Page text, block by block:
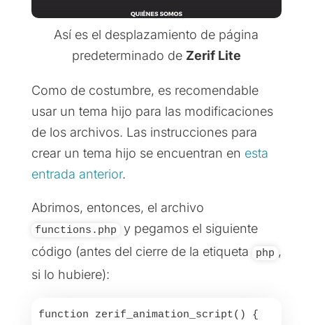
Así es el desplazamiento de página
predeterminado de Zerif Lite
Como de costumbre, es recomendable
usar un tema hijo para las modificaciones
de los archivos. Las instrucciones para
crear un tema hijo se encuentran en esta
entrada anterior.
Abrimos, entonces, el archivo
functions.php
y pegamos el siguiente
código (antes del cierre de la etiqueta
php ,
si lo hubiere):
function zerif_animation_script() {